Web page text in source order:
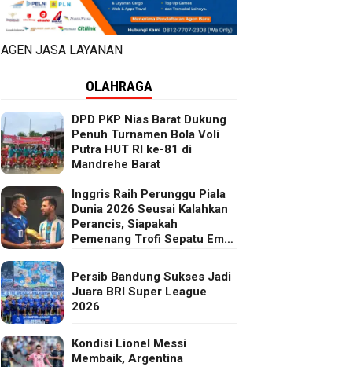
AGEN JASA LAYANAN
OLAHRAGA
DPD PKP Nias Barat Dukung
Penuh Turnamen Bola Voli
Putra HUT RI ke-81 di
Mandrehe Barat
Inggris Raih Perunggu Piala
Dunia 2026 Seusai Kalahkan
Perancis, Siapakah
Pemenang Trofi Sepatu Emas
Persib Bandung Sukses Jadi
Juara BRI Super League
2026
Kondisi Lionel Messi
Membaik, Argentina